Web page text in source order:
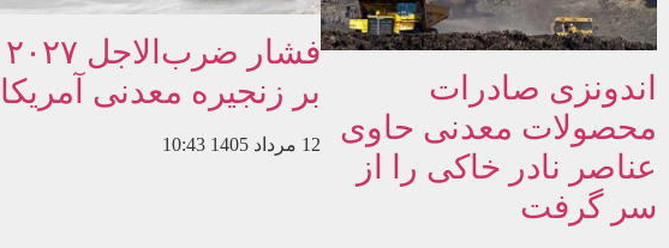
اندونزی صادرات
محصولات معدنی حاوی
عناصر نادر خاکی را از
سر گرفت
فشار ضرب‌الاجل ۲۰۲۷
بر زنجیره معدنی آمریکا
12 مرداد 1405 10:43